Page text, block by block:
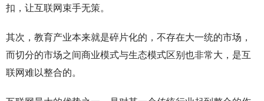
扣，让互联网束手无策。
其次，教育产业本来就是碎片化的，不存在大一统的市场，
而切分的市场之间商业模式与生态模式区别也非常大，是互
联网难以整合的。